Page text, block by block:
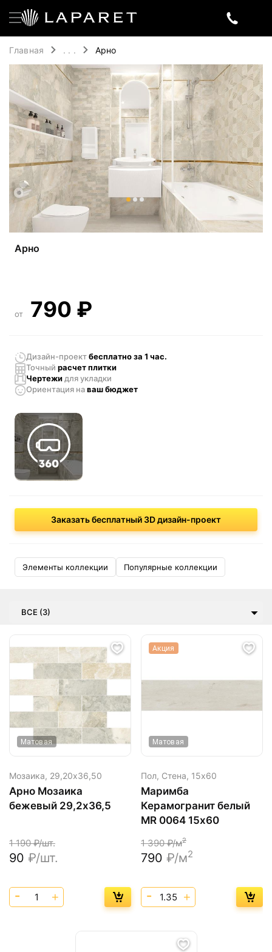
Главная . . . Арно
Арно
от 790 ₽
Дизайн-проектбесплатно за 1 час.
Точный расчет плитки
Чертежи для укладки
Ориентация наваш бюджет
Заказать бесплатный 3D дизайн-проект
Элементы коллекции Популярные коллекции
ВСЕ (3)
Матовая
Мозаика, 29,20х36,50
Арно Мозаика
бежевый 29,2х36,5
1 190₽/шт.
90 ₽/шт.
Акция
Матовая
Пол, Стена, 15х60
Маримба
Керамогранит белый
MR 0064 15х60
1 390₽/м2
790 ₽/м2